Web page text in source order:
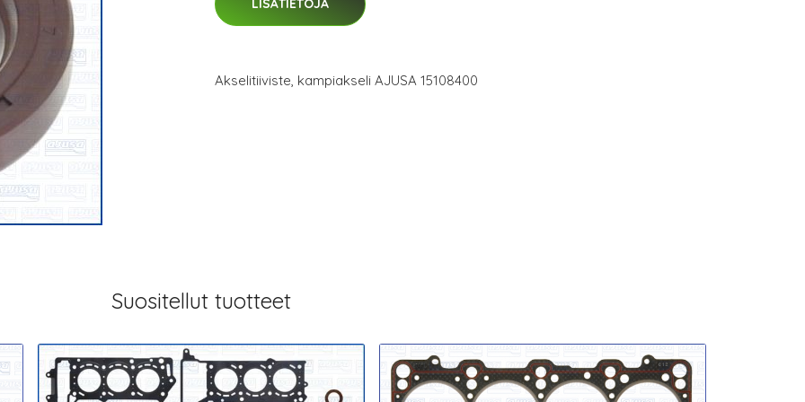
LISÄTIETOJA
Akselitiiviste, kampiakseli AJUSA 15108400
Suositellut tuotteet